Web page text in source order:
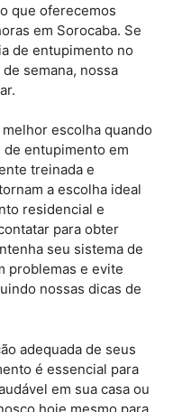
que oferecemos
em Sorocaba. Se
de entupimento no
semana, nossa
escolha quando
entupimento em
treinada e
a escolha ideal
residencial e
para obter
seu sistema de
problemas e evite
nossas dicas de
adequada de seus
é essencial para
em sua casa ou
hoje mesmo para